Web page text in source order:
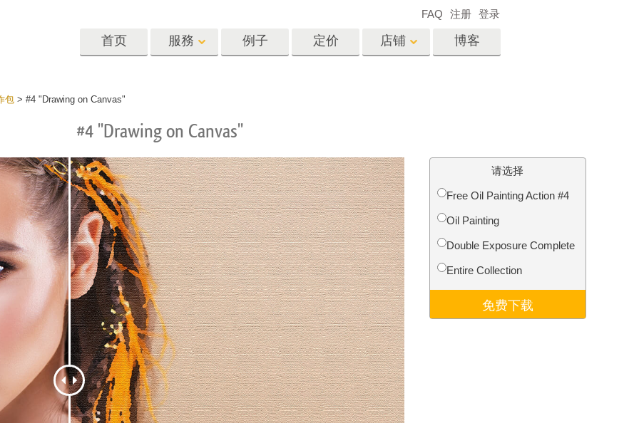
首页 服務
片编辑服务 人工智能生成的服装模型 图像处理服务 照片修复服务
珠宝修饰服务 AI训练数据 Video Editing Services
例子 定价 店铺
预设
Photoshop 动作
Photoshop 疊加
Photoshop 紋理
Ps 动作 整个合集
Ps覆盖整个收藏
模板
情人节贺卡
婚礼请柬
儿童生日请柬
博客
FAQ 注册 登录
包> #4 "Drawing on Canvas"
#4 "Drawing on Canvas"
请选择
Free Oil Painting Action #4
Oil Painting
Double Exposure Complete
Entire Collection
免费下载